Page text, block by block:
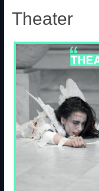
Theater